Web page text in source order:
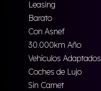
Leasing
Barato
Con Asnef
30.000km Año
Vehículos Adaptados
Coches de Lujo
Sin Carnet